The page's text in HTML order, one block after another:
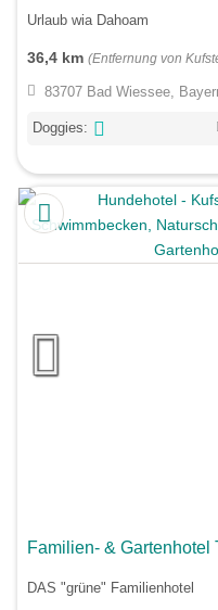
Urlaub wia Dahoam
36,4 km (Entfernung von
83707 Bad Wiessee,
Doggies:
Familien- & Gartenhotel
DAS "grüne" Familienhotel